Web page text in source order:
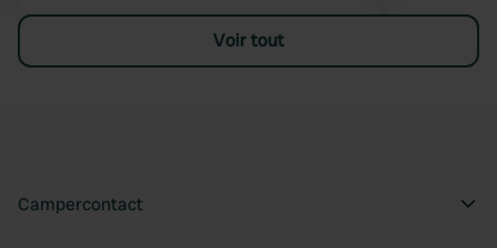
Voir tout
Campercontact